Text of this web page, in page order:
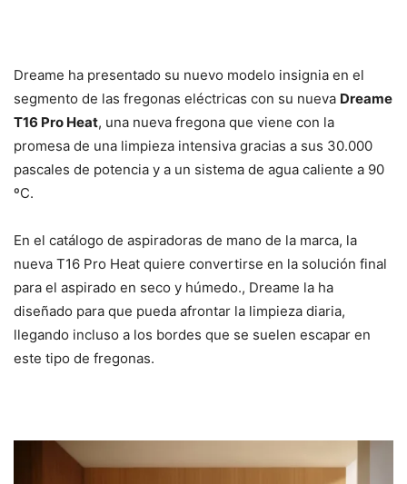
Dreame ha presentado su nuevo modelo insignia en el
segmento de las fregonas eléctricas con su nueva Dreame
T16 Pro Heat, una nueva fregona que viene con la
promesa de una limpieza intensiva gracias a sus 30.000
pascales de potencia y a un sistema de agua caliente a 90
ºC.
En el catálogo de aspiradoras de mano de la marca, la
nueva T16 Pro Heat quiere convertirse en la solución final
para el aspirado en seco y húmedo., Dreame la ha
diseñado para que pueda afrontar la limpieza diaria,
llegando incluso a los bordes que se suelen escapar en
este tipo de fregonas.